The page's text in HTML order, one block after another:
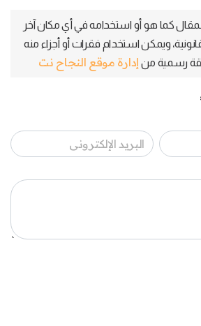
كما هو أو استخدامه في أي مكان آخر
ويمكن استخدام فقرات أو أجزاء منه
رسمية من إدارة موقع النجاح نت